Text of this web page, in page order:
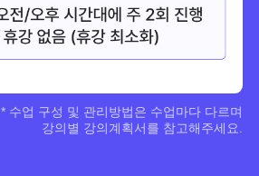
* 수업 구성 및 관리방법은 수업마다 다르며
강의별 강의계획서를 참고해주세요.